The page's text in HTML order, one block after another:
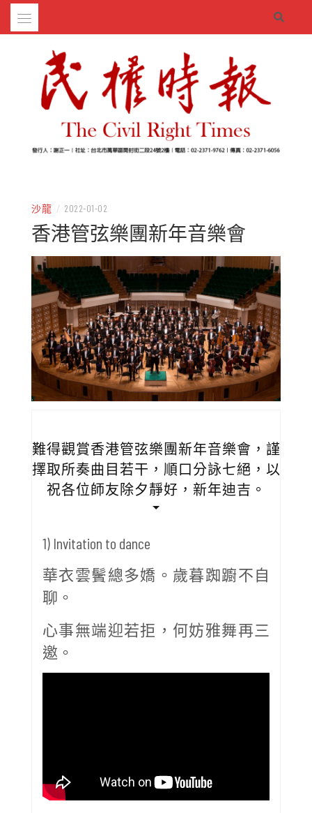
Skip
沙龍 / 2022-01-02
香港管弦樂團新年音樂會
難得觀賞香港管弦樂團新年音樂會，謹
擇取所奏曲目若干，順口分詠七絕，以
祝各位師友除夕靜好，新年迪吉。
1) Invitation to dance
華衣雲鬢總多嬌。歲暮踟躕不自
聊。
心事無端迎若拒，何妨雅舞再三
邀。